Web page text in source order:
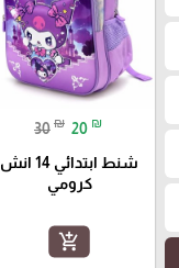
30 ₪ 20 ₪
شنط ابتدائي 14 انش
كرومي
add_shopping_cart